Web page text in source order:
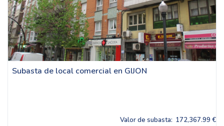
Subasta de local comercial en GIJON
Valor de subasta: 172,367.99 €